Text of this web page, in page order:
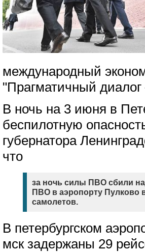
международный
"Прагматичный
В ночь на 3 июня в
беспилотную
губернатора
что
за ночь силы ПВО сбили
ПВО в аэропорту Пулково
самолетов.
В петербургском
мск задержаны 29